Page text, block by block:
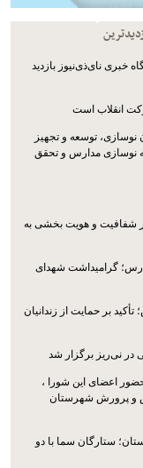
خبری نای‌ذی‌نیوز بازدید
انقلاب است
توسعه و تجهیز
نوسازی مدارس و تحقق
شفافیت و هویت بخشی به
گرامیداشت شهدای
بر حمایت از زندانیان
در نی‌ریز برگزار شد
اعضای این شورا ،
و پرورش شهرستان
ستارگان سما با دو